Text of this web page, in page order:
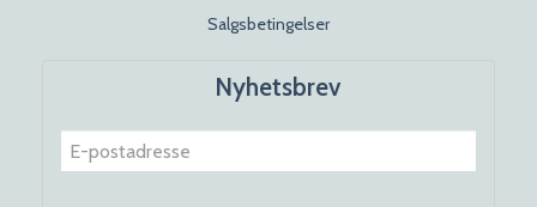
Salgsbetingelser
Nyhetsbrev